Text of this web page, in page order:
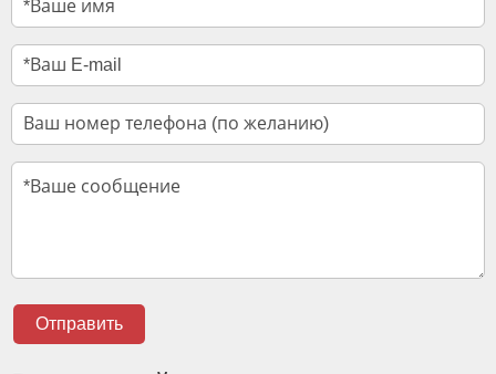
Отправить